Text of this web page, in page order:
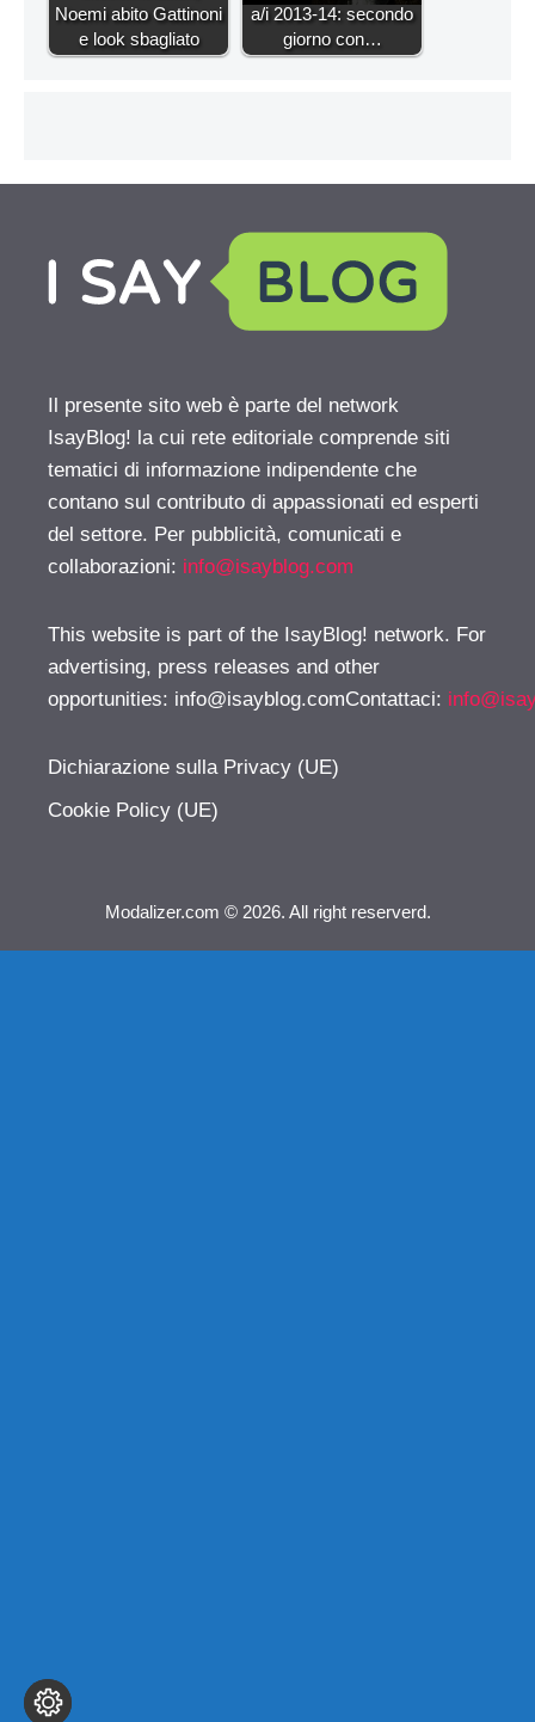
Noemi abito Gattinoni
e look sbagliato
a/i 2013-14: secondo
giorno con…
Il presente sito web è parte del network
IsayBlog! la cui rete editoriale comprende siti
tematici di informazione indipendente che
contano sul contributo di appassionati ed esperti
del settore. Per pubblicità, comunicati e
collaborazioni: info@isayblog.com
This website is part of the IsayBlog! network. For
advertising, press releases and other
opportunities: info@isayblog.comContattaci:
Dichiarazione sulla Privacy (UE)
Cookie Policy (UE)
Modalizer.com © 2026. All right reserverd.